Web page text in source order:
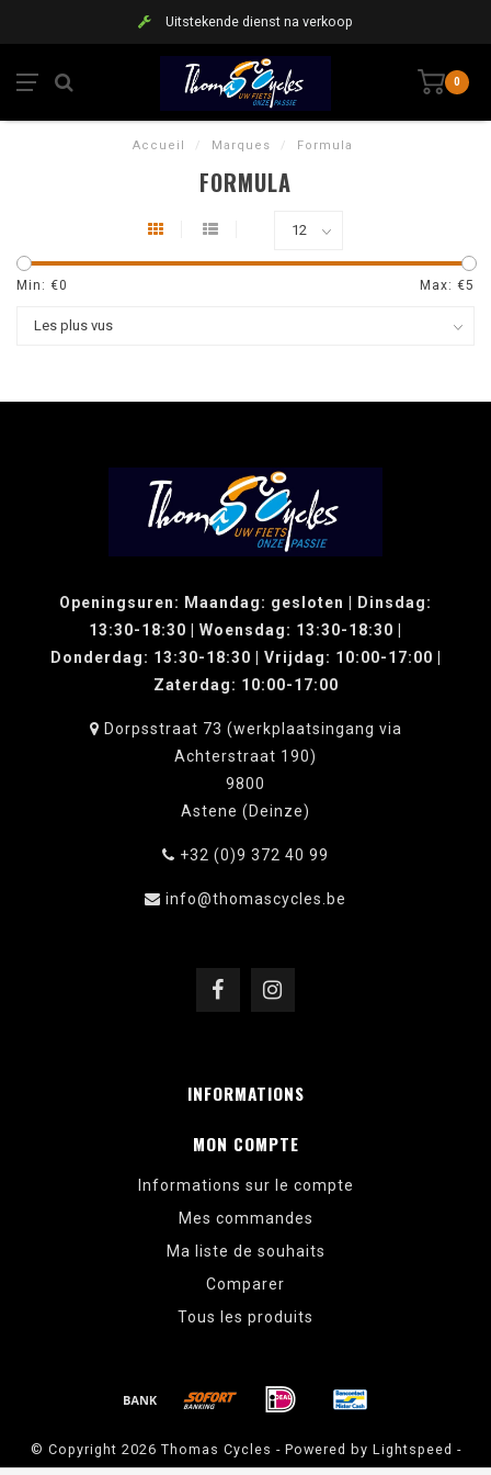
Uitstekende dienst na verkoop
0
Accueil / Marques / Formula
FORMULA
Min: €0 Max: €5
Openingsuren: Maandag: gesloten | Dinsdag:
13:30-18:30 | Woensdag: 13:30-18:30 |
Donderdag: 13:30-18:30 | Vrijdag: 10:00-17:00 |
Zaterdag: 10:00-17:00
Dorpsstraat 73 (werkplaatsingang via
Achterstraat 190)
9800
Astene (Deinze)
+32 (0)9 372 40 99
info@thomascycles.be
INFORMATIONS
MON COMPTE
Informations sur le compte
Mes commandes
Ma liste de souhaits
Comparer
Tous les produits
© Copyright 2026 Thomas Cycles - Powered by Lightspeed -